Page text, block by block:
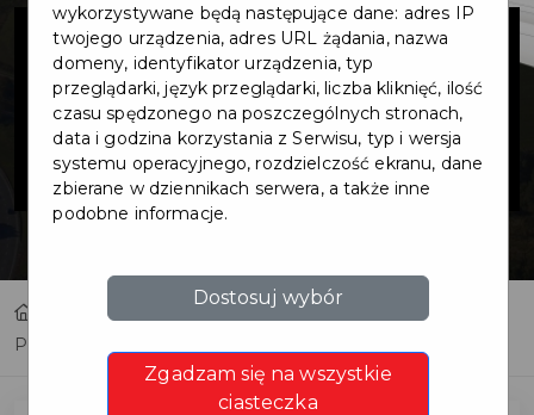
Pruszczański
system tras
rowerowych
Inwestycje
Pruszczański system tras rowerowych
wykorzystywane będą następujące dane: adres IP
twojego urządzenia, adres URL żądania, nazwa
domeny, identyfikator urządzenia, typ
przeglądarki, język przeglądarki, liczba kliknięć, ilość
czasu spędzonego na poszczególnych stronach,
data i godzina korzystania z Serwisu, typ i wersja
systemu operacyjnego, rozdzielczość ekranu, dane
zbierane w dziennikach serwera, a także inne
podobne informacje.
Dostosuj wybór
Zgadzam się na wszystkie
ciasteczka